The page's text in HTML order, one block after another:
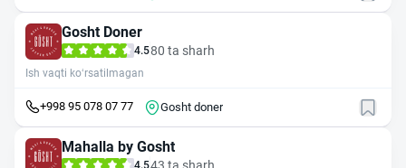
Gosht Doner
4.580 ta sharh
Ish vaqti ko‘rsatilmagan
+998 95 078 07 77 Gosht doner
Mahalla by Gosht
4.5